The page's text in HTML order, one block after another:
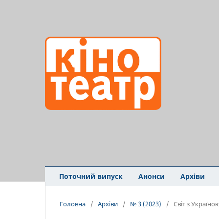
Поточний випуск Анонси Архіви
Головна / Архіви / № 3 (2023) / Світ з